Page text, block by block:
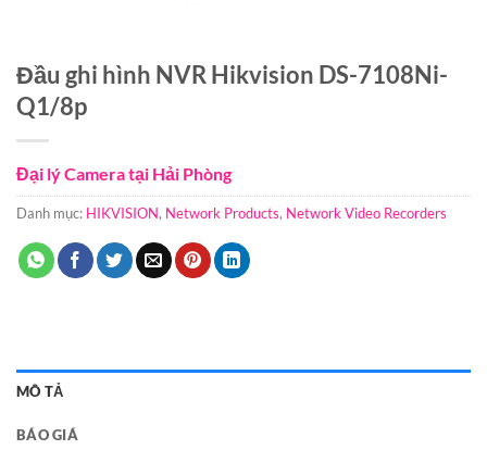
Đầu ghi hình NVR Hikvision DS-7108Ni-
Q1/8p
Đại lý Camera tại Hải Phòng
Danh mục: HIKVISION, Network Products, Network Video Recorders
MÔ TẢ
BÁO GIÁ